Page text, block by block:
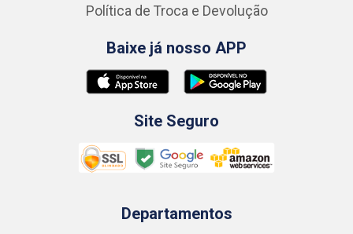
Política de Troca e Devolução
Baixe já nosso APP
Site Seguro
Departamentos